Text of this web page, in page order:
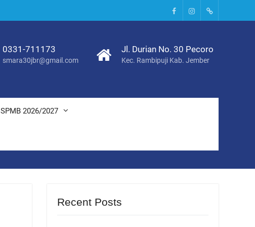
FacebookInstagram
Tik
0331-711173
smara30jbr@gmail.com
Jl. Durian No. 30 Pecoro
Kec. Rambipuji Kab. Jember
SPMB 2026/2027
Recent Posts